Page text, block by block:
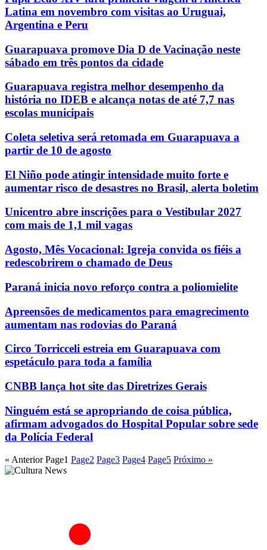
Latina em novembro com visitas ao Uruguai,
Argentina e Peru
Guarapuava promove Dia D de Vacinação neste
sábado em três pontos da cidade
Guarapuava registra melhor desempenho da
história no IDEB e alcança notas de até 7,7 nas
escolas municipais
Coleta seletiva será retomada em Guarapuava a
partir de 10 de agosto
El Niño pode atingir intensidade muito forte e
aumentar risco de desastres no Brasil, alerta boletim
Unicentro abre inscrições para o Vestibular 2027
com mais de 1,1 mil vagas
Agosto, Mês Vocacional: Igreja convida os fiéis a
redescobrirem o chamado de Deus
Paraná inicia novo reforço contra a poliomielite
Apreensões de medicamentos para emagrecimento
aumentam nas rodovias do Paraná
Circo Torricceli estreia em Guarapuava com
espetáculo para toda a família
CNBB lança hot site das Diretrizes Gerais
Ninguém está se apropriando de coisa pública,
afirmam advogados do Hospital Popular sobre sede
da Polícia Federal
« Anterior Page1 Page2 Page3 Page4 Page5 Próximo »